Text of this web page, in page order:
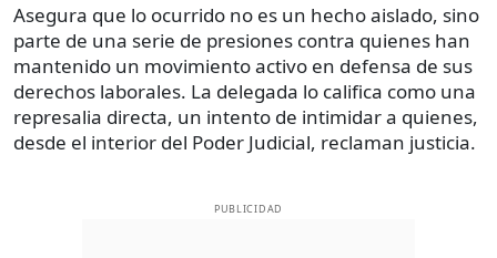
Asegura que lo ocurrido no es un hecho aislado, sino
parte de una serie de presiones contra quienes han
mantenido un movimiento activo en defensa de sus
derechos laborales. La delegada lo califica como una
represalia directa, un intento de intimidar a quienes,
desde el interior del Poder Judicial, reclaman justicia.
PUBLICIDAD